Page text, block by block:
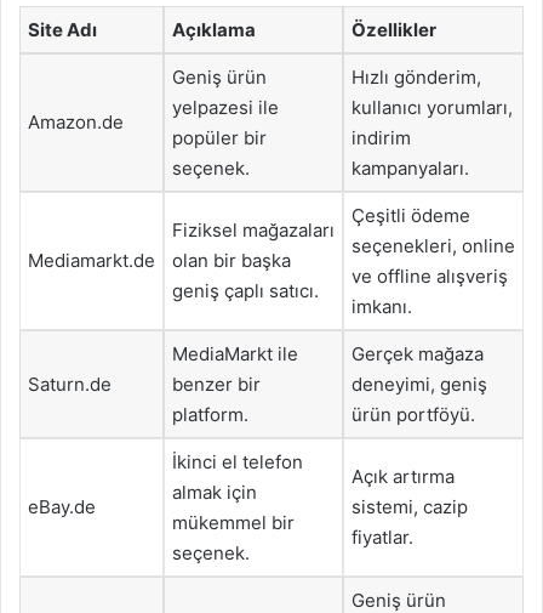
Site Adı Açıklama Özellikler
Amazon.de
Geniş ürün
yelpazesi ile
popüler bir
seçenek.
Hızlı gönderim,
kullanıcı yorumları,
indirim
kampanyaları.
Mediamarkt.de
Fiziksel mağazaları
olan bir başka
geniş çaplı satıcı.
Çeşitli ödeme
seçenekleri, online
ve offline alışveriş
imkanı.
Saturn.de
MediaMarkt ile
benzer bir
platform.
Gerçek mağaza
deneyimi, geniş
ürün portföyü.
eBay.de
İkinci el telefon
almak için
mükemmel bir
seçenek.
Açık artırma
sistemi, cazip
fiyatlar.
Geniş ürün